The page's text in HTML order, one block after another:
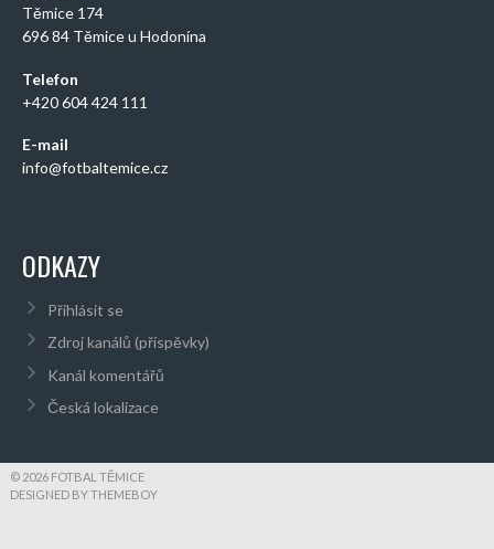
Těmice 174
696 84 Těmice u Hodonína
Telefon
+420 604 424 111
E-mail
info@fotbaltemice.cz
ODKAZY
Přihlásit se
Zdroj kanálů (příspěvky)
Kanál komentářů
Česká lokalizace
© 2026 FOTBAL TĚMICE
DESIGNED BY THEMEBOY